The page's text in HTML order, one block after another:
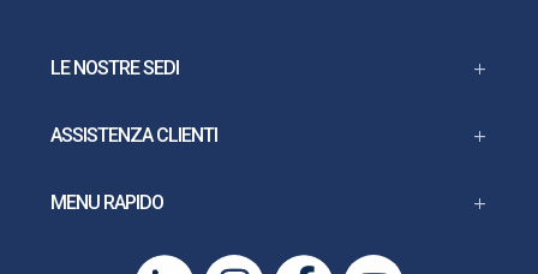
LE NOSTRE SEDI
ASSISTENZA CLIENTI
MENU RAPIDO